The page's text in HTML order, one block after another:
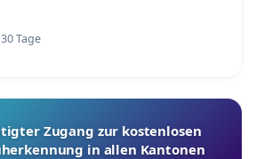
Tage
Zugang zur kostenlosen
in allen Kantonen